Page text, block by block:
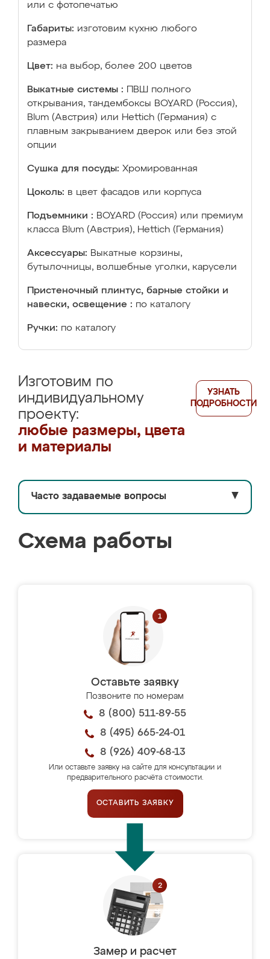
или с фотопечатью
Габариты: изготовим кухню любого
размера
Цвет: на выбор, более 200 цветов
Выкатные системы :
ПВШ полного
открывания, тандембоксы BOYARD (Россия),
Blum (Австрия) или Hettich (Германия) с
плавным закрыванием дверок или без этой
опции
Сушка для посуды: Хромированная
Цоколь: в цвет фасадов или корпуса
Подъемники : BOYARD (Россия) или премиум
класса Blum (Австрия), Hettich (Германия)
Аксессуары: Выкатные корзины,
бутылочницы, волшебные уголки, карусели
Пристеночный плинтус, барные стойки и
навески, освещение : по каталогу
Ручки: по каталогу
Изготовим по
индивидуальному
проекту:
любые размеры, цвета
и материалы
УЗНАТЬ
ПОДРОБНОСТИ
Часто задаваемые вопросы ▼
Схема работы
Оставьте заявку
Позвоните по номерам
8 (800) 511-89-55
8 (495) 665-24-01
8 (926) 409-68-13
Или оставьте заявку на сайте для консультации и
предварительного расчёта стоимости.
ОСТАВИТЬ ЗАЯВКУ
Замер и расчет